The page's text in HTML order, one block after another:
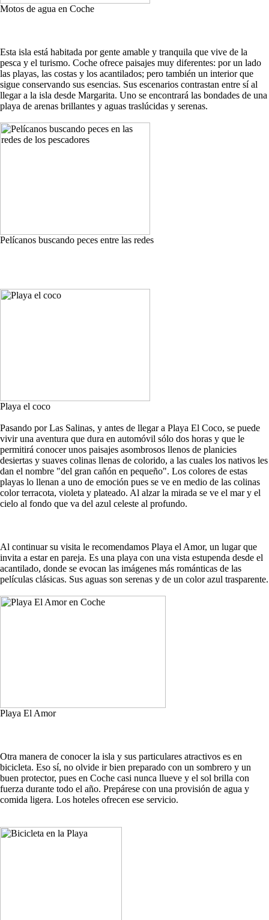
Motos de agua en Coche
Esta isla está habitada por gente amable y tranquila que vive de la
pesca y el turismo. Coche ofrece paisajes muy diferentes: por un lado
las playas, las costas y los acantilados; pero también un interior que
sigue conservando sus esencias. Sus escenarios contrastan entre sí al
llegar a la isla desde Margarita. Uno se encontrará las bondades de una
playa de arenas brillantes y aguas traslúcidas y serenas.
Pelícanos buscando peces entre las redes
Playa el coco
Pasando por Las Salinas, y antes de llegar a Playa El Coco, se puede
vivir una aventura que dura en automóvil sólo dos horas y que le
permitirá conocer unos paisajes asombrosos llenos de planicies
desiertas y suaves colinas llenas de colorido, a las cuales los nativos les
dan el nombre "del gran cañón en pequeño". Los colores de estas
playas lo llenan a uno de emoción pues se ve en medio de las colinas
color terracota, violeta y plateado. Al alzar la mirada se ve el mar y el
cielo al fondo que va del azul celeste al profundo.
Al continuar su visita le recomendamos Playa el Amor, un lugar que
invita a estar en pareja. Es una playa con una vista estupenda desde el
acantilado, donde se evocan las imágenes más románticas de las
películas clásicas. Sus aguas son serenas y de un color azul trasparente.
Playa El Amor
Otra manera de conocer la isla y sus particulares atractivos es en
bicicleta. Eso sí, no olvide ir bien preparado con un sombrero y un
buen protector, pues en Coche casi nunca llueve y el sol brilla con
fuerza durante todo el año. Prepárese con una provisión de agua y
comida ligera. Los hoteles ofrecen ese servicio.